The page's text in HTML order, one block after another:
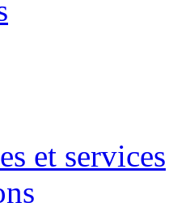
et services